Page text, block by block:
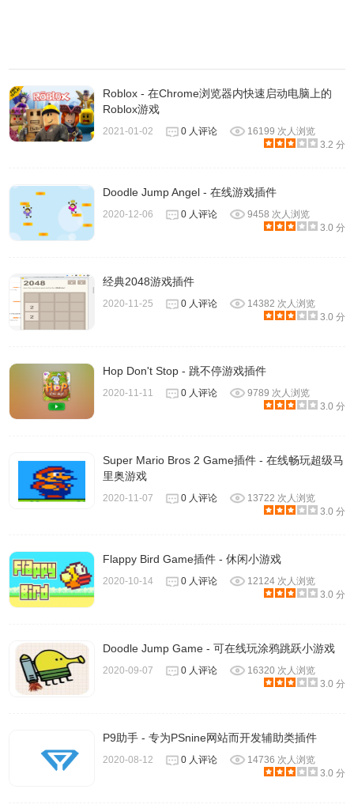
超级马里奥插件Chrome应用商店下载地址
game/pefcballkadhkhjialafhaoeidhnfefl
备注：本文属于Chrome插件英雄榜 项目的一部分, 项目
Roblox - 在Chrome浏览器内快速启动电脑上的
Roblox游戏
2021-01-02 0 人评论
16199 次人浏览
3.2 分
Doodle Jump Angel - 在线游戏插件
2020-12-06 0 人评论
9458 次人浏览
3.0 分
经典2048游戏插件
2020-11-25 0 人评论
14382 次人浏览
3.0 分
Hop Don't Stop - 跳不停游戏插件
2020-11-11 0 人评论
9789 次人浏览
3.0 分
Super Mario Bros 2 Game插件 - 在线畅玩超级马
里奥游戏
2020-11-07 0 人评论
13722 次人浏览
3.0 分
Flappy Bird Game插件 - 休闲小游戏
2020-10-14 0 人评论
12124 次人浏览
3.0 分
Doodle Jump Game - 可在线玩涂鸦跳跃小游戏
2020-09-07 0 人评论
16320 次人浏览
3.0 分
P9助手 - 专为PSnine网站而开发辅助类插件
2020-08-12 0 人评论
14736 次人浏览
3.0 分